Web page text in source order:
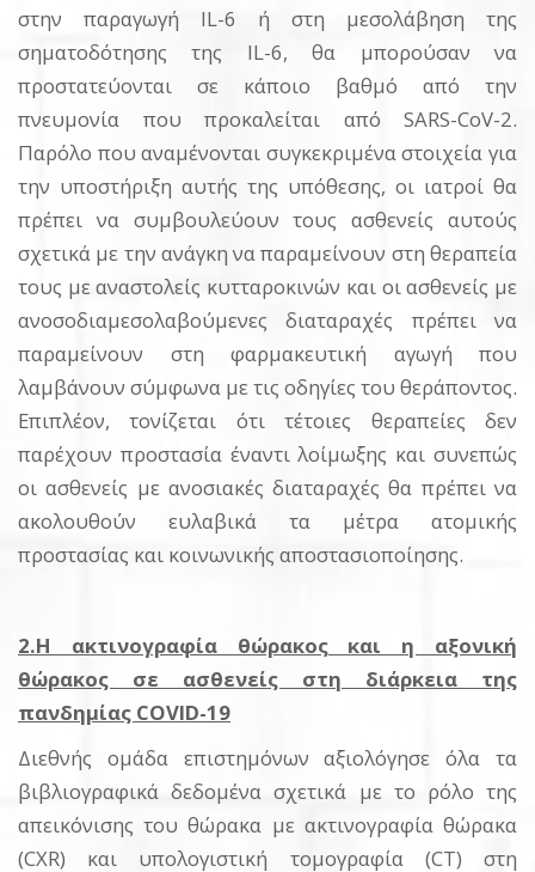
στην παραγωγή IL-6 ή στη μεσολάβηση της
σηματοδότησης της IL-6, θα μπορούσαν να
προστατεύονται σε κάποιο βαθμό από την
πνευμονία που προκαλείται από SARS-CoV-2.
Παρόλο που αναμένονται συγκεκριμένα στοιχεία για
την υποστήριξη αυτής της υπόθεσης, οι ιατροί θα
πρέπει να συμβουλεύουν τους ασθενείς αυτούς
σχετικά με την ανάγκη να παραμείνουν στη θεραπεία
τους με αναστολείς κυτταροκινών και οι ασθενείς με
ανοσοδιαμεσολαβούμενες διαταραχές πρέπει να
παραμείνουν στη φαρμακευτική αγωγή που
λαμβάνουν σύμφωνα με τις οδηγίες του θεράποντος.
Επιπλέον, τονίζεται ότι τέτοιες θεραπείες δεν
παρέχουν προστασία έναντι λοίμωξης και συνεπώς
οι ασθενείς με ανοσιακές διαταραχές θα πρέπει να
ακολουθούν ευλαβικά τα μέτρα ατομικής
προστασίας και κοινωνικής αποστασιοποίησης.
2.Η ακτινογραφία θώρακος και η αξονική
θώρακος σε ασθενείς στη διάρκεια της
πανδημίας COVID-19
Διεθνής ομάδα επιστημόνων αξιολόγησε όλα τα
βιβλιογραφικά δεδομένα σχετικά με το ρόλο της
απεικόνισης του θώρακα με ακτινογραφία θώρακα
(CXR) και υπολογιστική τομογραφία (CT) στη